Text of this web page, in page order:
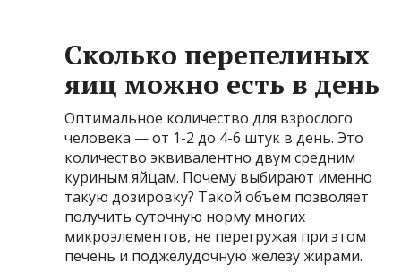
Сколько перепелиных
яиц можно есть в день
Оптимальное количество для взрослого
человека — от 1-2 до 4-6 штук в день. Это
количество эквивалентно двум средним
куриным яйцам. Почему выбирают именно
такую дозировку? Такой объем позволяет
получить суточную норму многих
микроэлементов, не перегружая при этом
печень и поджелудочную железу жирами.